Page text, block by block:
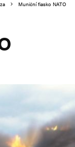
Muniční fiasko NATO